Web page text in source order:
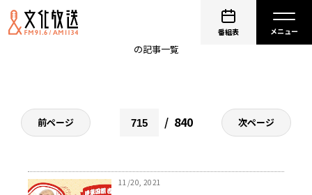
番組表
の記事一覧
前ページ 840 次ページ
11/20, 2021